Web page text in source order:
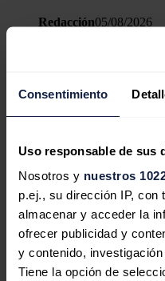
Consentimiento
Uso responsable de sus
Nosotros y nuestros
p.ej., su dirección IP,
almacenar y acceder la
ofrecer publicidad y
y contenido,
Tiene la opción de
Redacción05/08/2026